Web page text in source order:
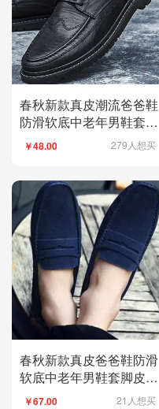
春秋新款真皮潮流爸爸鞋
防滑软底中老年男鞋套脚
皮鞋舒适单鞋大码批发
￥48.00 279人想买
春秋新款真皮爸爸鞋防滑
软底中老年男鞋套脚皮鞋
舒适单鞋大码批发
￥67.00 21人想买